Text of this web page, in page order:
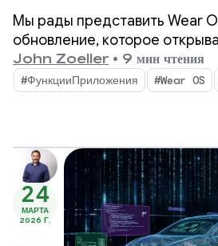
Мы рады представить Wear
обновление, которое
энергоэффективности и
функций как для
разработчиков.
John Zoeller • 9 мин чтения
#ФункцииПриложения #Wear OS
24
МАРТА
2026 Г.